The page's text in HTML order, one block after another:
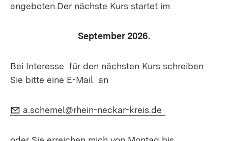
angeboten.Der nächste Kurs startet im
September 2026.
Bei Interesse für den nächsten Kurs schreiben
Sie bitte eine E-Mail an
E-Mail:
a.schemel@rhein-neckar-kreis.de